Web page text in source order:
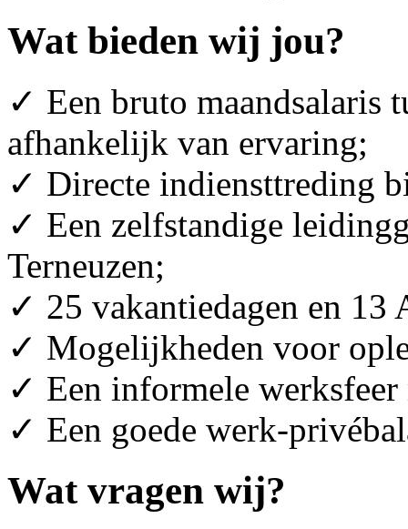
Wat bieden wij jou?
✓ Een bruto maandsalaris
afhankelijk van ervaring;
✓ Directe indiensttreding
✓ Een zelfstandige
Terneuzen;
✓ 25 vakantiedagen en 13
✓ Mogelijkheden voor
✓ Een informele
✓ Een goede werk-
Wat vragen wij?